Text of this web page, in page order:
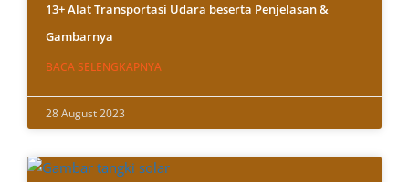
13+ Alat Transportasi Udara beserta Penjelasan &
Gambarnya
BACA SELENGKAPNYA
28 August 2023